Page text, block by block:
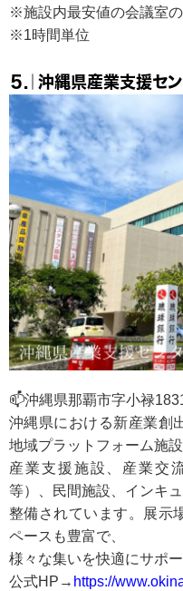
※施設内最安値の会議室
※1時間単位
５.｜沖縄県産業支援セ
📫沖縄県那覇市字小禄
沖縄県における新産業創
地域プラットフォーム施設
産業支援施設、産業交
等）、民間施設、インキ
整備されています。展示
ペースも豊富で、
様々な集いを快適にサポ
公式HP→ https://